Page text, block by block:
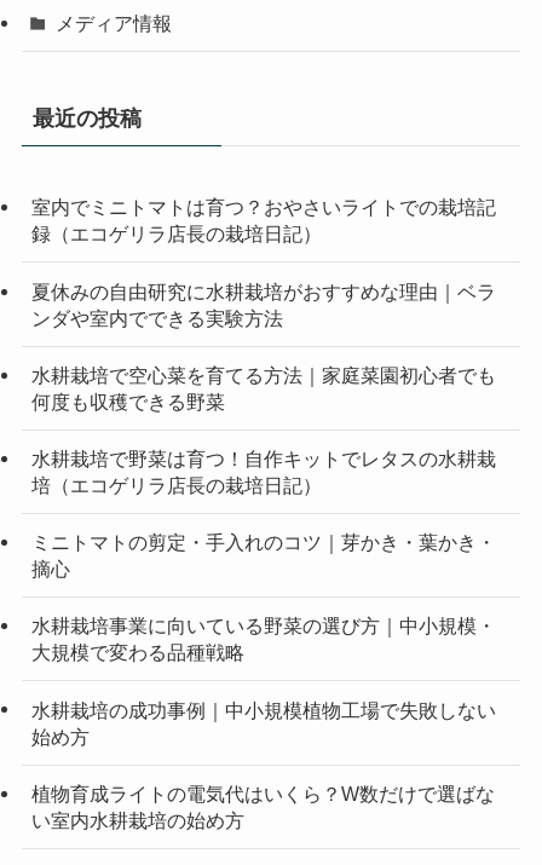
メディア情報
最近の投稿
室内でミニトマトは育つ？おやさいライトでの栽培記
録（エコゲリラ店長の栽培日記）
夏休みの自由研究に水耕栽培がおすすめな理由｜ベラ
ンダや室内でできる実験方法
水耕栽培で空心菜を育てる方法｜家庭菜園初心者でも
何度も収穫できる野菜
水耕栽培で野菜は育つ！自作キットでレタスの水耕栽
培（エコゲリラ店長の栽培日記）
ミニトマトの剪定・手入れのコツ｜芽かき・葉かき・
摘心
水耕栽培事業に向いている野菜の選び方｜中小規模・
大規模で変わる品種戦略
水耕栽培の成功事例｜中小規模植物工場で失敗しない
始め方
植物育成ライトの電気代はいくら？W数だけで選ばな
い室内水耕栽培の始め方